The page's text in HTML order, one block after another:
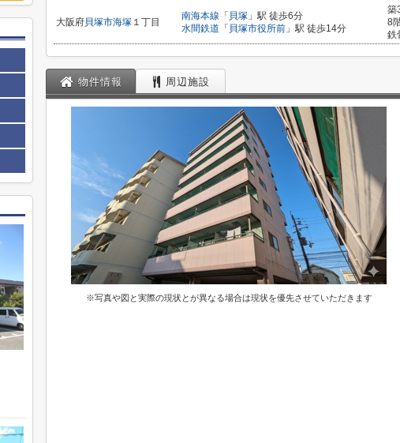
大阪府貝塚市海塚 １丁目
南海本線 「 貝塚 」駅 徒歩6分
水間鉄道 「 貝塚市役所前 」駅 徒歩14分
築
8
鉄
物件情報 周辺施設
※写真や図と実際の現状とが異なる場合は現状を優先させていただきます